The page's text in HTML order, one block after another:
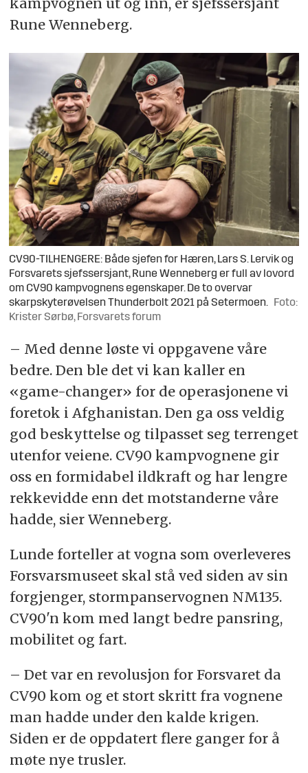
Rune Wenneberg.
CV90-TILHENGERE: Både sjefen for Hæren, Lars S. Lervik og
Forsvarets sjefssersjant, Rune Wenneberg er full av lovord
om CV90 kampvognens egenskaper. De to overvar
skarpskyterøvelsen Thunderbolt 2021 på Setermoen.
Foto:
Krister Sørbø, Forsvarets forum
– Med denne løste vi oppgavene våre
bedre. Den ble det vi kan kaller en
«game-changer» for de operasjonene vi
foretok i Afghanistan. Den ga oss veldig
god beskyttelse og tilpasset seg terrenget
utenfor veiene. CV90 kampvognene gir
oss en formidabel ildkraft og har lengre
rekkevidde enn det motstanderne våre
hadde, sier Wenneberg.
Lunde forteller at vogna som overleveres
Forsvarsmuseet skal stå ved siden av sin
forgjenger, stormpanservognen NM135.
CV90'n kom med langt bedre pansring,
mobilitet og fart.
– Det var en revolusjon for Forsvaret da
CV90 kom og et stort skritt fra vognene
man hadde under den kalde krigen.
Siden er de oppdatert flere ganger for å
møte nye trusler.